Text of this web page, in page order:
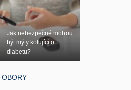
Jak nebezpečné mohou
být mýty kolující o
diabetu?
OBORY